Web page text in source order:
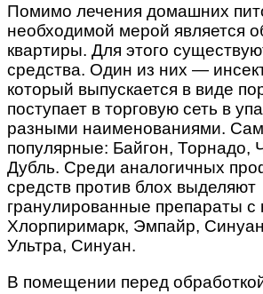
Помимо лечения домашних
необходимой мерой является
квартиры. Для этого
средства. Один из них —
который выпускается в виде
поступает в торговую сеть в
разными наименованиями.
популярные: Байгон, Торнадо,
Дубль. Среди аналогичных
средств против блох выделяют
гранулированные препараты с
Хлорпиримарк, Эмпайр,
Ультра, Синуан.
В помещении перед